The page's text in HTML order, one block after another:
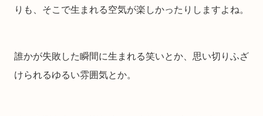
りも、そこで生まれる空気が楽しかったりしますよね。
誰かが失敗した瞬間に生まれる笑いとか、思い切りふざ
けられるゆるい雰囲気とか。